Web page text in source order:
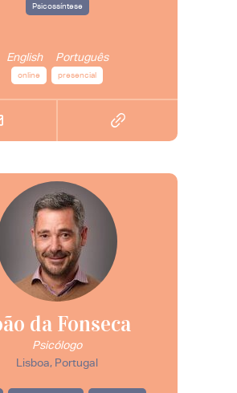
Psicossíntese
English Português
online presencial
da Fonseca
Psicólogo
Lisboa, Portugal